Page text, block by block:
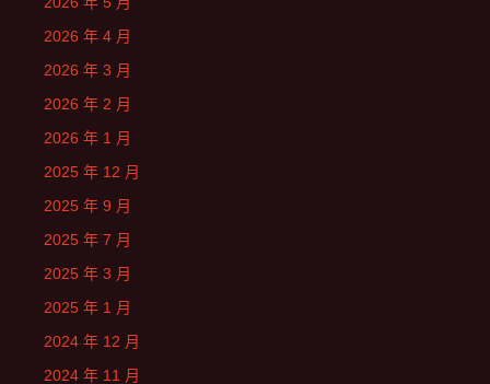
2026 年 4 月
2026 年 3 月
2026 年 2 月
2026 年 1 月
2025 年 12 月
2025 年 9 月
2025 年 7 月
2025 年 3 月
2025 年 1 月
2024 年 12 月
2024 年 11 月